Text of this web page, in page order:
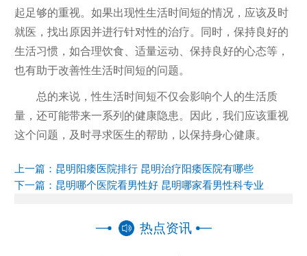
起足够的重视。如果出现性生活时间短的情况，应该及时
就医，找出原因并进行针对性的治疗。同时，保持良好的
生活习惯，如合理饮食、适量运动、保持良好的心态等，
也有助于改善性生活时间短的问题。
总的来说，性生活时间短不仅会影响个人的生活质
量，还可能带来一系列的健康隐患。因此，我们应该重视
这个问题，及时寻求医生的帮助，以保持身心健康。
上一篇： 昆明阳痿医院排行 昆明治疗阳痿医院有哪些
下一篇： 昆明哪个医院看男性好 昆明哪家看男性科专业
热点资讯